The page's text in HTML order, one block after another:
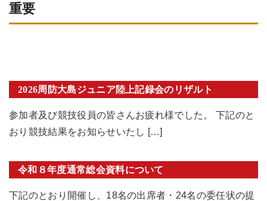
重要
2026周防大島ジュニア陸上記録会のリザルト
参加者及び競技役員の皆さんお疲れ様でした。 下記のと
おり競技結果をお知らせいたし […]
令和８年度通常総会資料について
下記のとおり開催し、18名の出席者・24名の委任状の提